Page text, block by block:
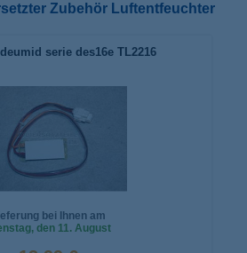
Zubehör Luftentfeuchter
serie des16e TL2216
bei Ihnen am
, den 11. August